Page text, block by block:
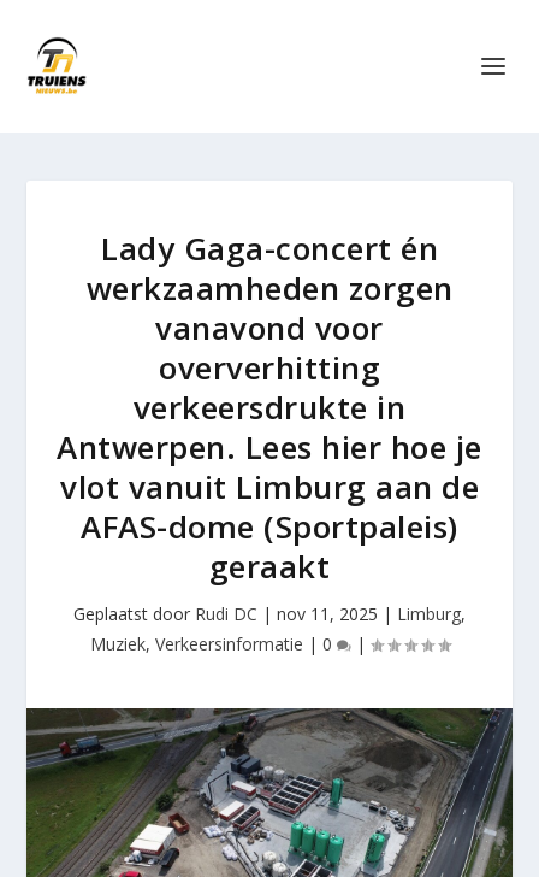
Lady Gaga-concert én
werkzaamheden zorgen
vanavond voor
oververhitting
verkeersdrukte in
Antwerpen. Lees hier hoe je
vlot vanuit Limburg aan de
AFAS-dome (Sportpaleis)
geraakt
Geplaatst door Rudi DC | nov 11, 2025 | Limburg,
Muziek, Verkeersinformatie | 0 |